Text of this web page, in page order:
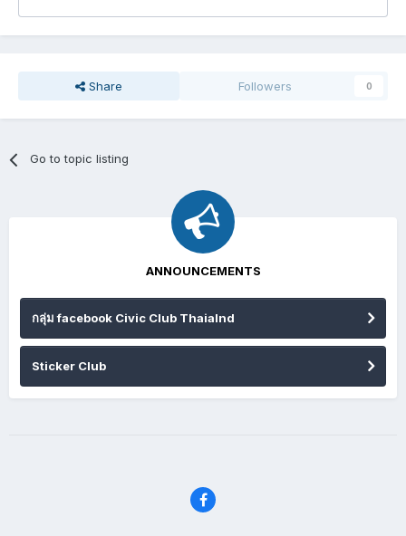
Share Followers 0
Go to topic listing
ANNOUNCEMENTS
กลุ่ม facebook Civic Club Thaialnd
Sticker Club